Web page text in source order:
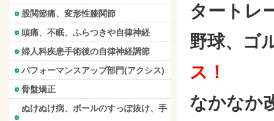
タートレ
野球、ゴ
ス！
なかなか
股関節痛、変形性膝関節
頭痛、不眠、ふらつきや自律神経
婦人科疾患手術後の自律神経調節
パフォーマンスアップ部門(アクシス)
骨盤矯正
ぬけぬけ病、ボールのすっぽ抜け、手